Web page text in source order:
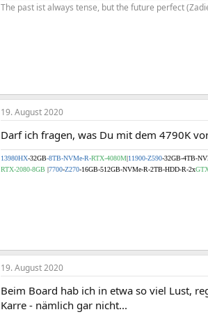
The past ist always tense, but the future perfect
19. August 2020
Darf ich fragen, was Du mit dem 4790K
13980HX-32GB-8TB-NVMe-R-RTX-4080M|11900-Z590-32GB-4TB-
RTX-2080-8GB |7700-Z270-16GB-512GB-NVMe-R-2TB-HDD-R-2x
19. August 2020
Beim Board hab ich in etwa so viel Lust,
Karre - nämlich gar nicht...